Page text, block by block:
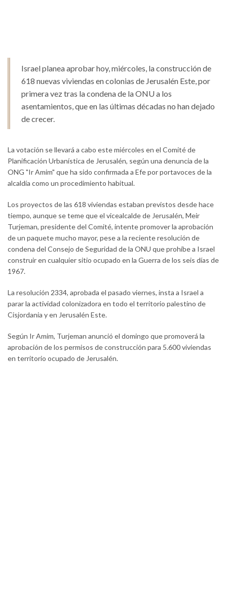
Israel planea aprobar hoy, miércoles, la construcción de
618 nuevas viviendas en colonias de Jerusalén Este, por
primera vez tras la condena de la ONU a los
asentamientos, que en las últimas décadas no han dejado
de crecer.
La votación se llevará a cabo este miércoles en el Comité de
Planificación Urbanística de Jerusalén, según una denuncia de la
ONG "Ir Amim" que ha sido confirmada a Efe por portavoces de la
alcaldía como un procedimiento habitual.
Los proyectos de las 618 viviendas estaban previstos desde hace
tiempo, aunque se teme que el vicealcalde de Jerusalén, Meir
Turjeman, presidente del Comité, intente promover la aprobación
de un paquete mucho mayor, pese a la reciente resolución de
condena del Consejo de Seguridad de la ONU que prohíbe a Israel
construir en cualquier sitio ocupado en la Guerra de los seis días de
1967.
La resolución 2334, aprobada el pasado viernes, insta a Israel a
parar la actividad colonizadora en todo el territorio palestino de
Cisjordania y en Jerusalén Este.
Según Ir Amim, Turjeman anunció el domingo que promoverá la
aprobación de los permisos de construcción para 5.600 viviendas
en territorio ocupado de Jerusalén.